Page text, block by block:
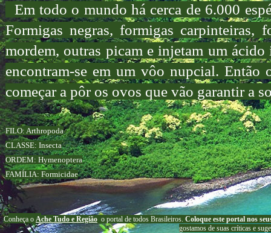
Em todo o mundo há cerca de 6.000
Formigas negras, formigas carpinteiras,
mordem, outras picam e injetam um
encontram-se em um vôo nupcial. Então
começar a pôr os ovos que vão garantir a
FILO: Arthropoda
CLASSE: Insecta
ORDEM: Hymenoptera
FAMÍLIA: Formicidae
Conheça o Ache Tudo e Região o portal de todos Brasileiros. Coloque este portal nos
gostamos de suas críticas e